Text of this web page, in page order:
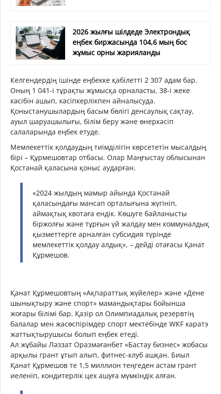
2026 жылғы шілдеде Электрондық
еңбек биржасында 104,6 мың бос
жұмыс орны жарияланды
Келгендердің ішінде еңбекке қабілетті 2 307 адам бар.
Оның 1 041-і тұрақты жұмысқа орналасты, 38-і жеке
кәсібін ашып, кәсіпкерлікпен айналысуда.
Қоныстанушылардың басым бөлігі денсаулық сақтау,
ауыл шаруашылығы, білім беру және өнеркәсіп
салаларында еңбек етуде.
Мемлекеттік қолдаудың тиімділігін көрсететін мысалдың
бірі – Құрмешовтар отбасы. Олар Маңғыстау облысынан
Қостанай қаласына қоныс аударған.
«2024 жылдың мамыр айында Қостанай
қаласындағы мансап орталығына жүгініп,
аймақтық квотаға ендік. Көшуге байланысты
біржолғы және тұрғын үй жалдау мен коммуналдық
қызметтерге арналған субсидия түрінде
мемлекеттік қолдау алдық», – дейді отағасы Қанат
Құрмешов.
Қанат Құрмешовтың «Ақпараттық жүйелер» және «Дене
шынықтыру және спорт» мамандықтары бойынша
жоғары білімі бар. Қазір ол Олимпиадалық резервтің
балалар мен жасөспірімдер спорт мектебінде WKF каратэ
жаттықтырушысы болып еңбек етеді.
Ал жұбайы Ләззат Оразмағанбет «Бастау бизнес» жобасы
арқылы грант ұтып алып, фитнес-клуб ашқан. Биыл
Қанат Құрмешов те 1,5 миллион теңгеден астам грант
иеленіп, кондитерлік цех ашуға мүмкіндік алған.